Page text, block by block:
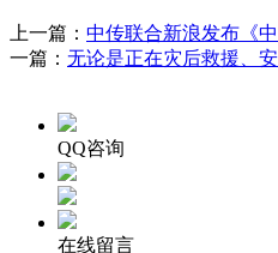
上一篇： 中传联合新浪发布《
一篇： 无论是正在灾后救援、
QQ咨询
在线留言